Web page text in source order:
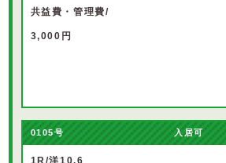
共益費・管理費/
3,000円
0105号 入居可
1R/洋10.6